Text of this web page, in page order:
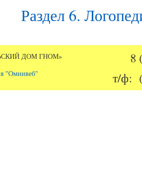
Раздел 6.
ДОМ ГНОМ»
"Омнивеб"
8
т/ф: